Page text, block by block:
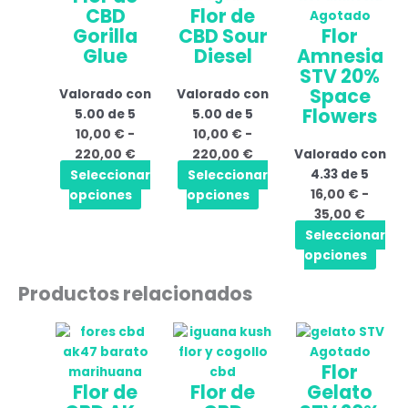
CBD
Gorilla
Glue
Valorado con
5.00 de 5
10,00 € -
220,00 €
10,00 €
Seleccionar
opciones
múltiples
variantes.
se
la
página
Flor de
CBD Sour
Diesel
Valorado con
5.00 de 5
10,00 € -
220,00 €
desde
10,00 €
220,00 €
Seleccionar
opciones
múltiples
variantes.
opciones
se
pueden
la
producto
Agotado
Flor
Amnesia
STV 20%
Space
Flowers
Valorado con
4.33 de 5
16,00 € -
35,00 €
desde
hasta
35,00
Seleccionar
opciones
Las
en
Productos relacionados
Flor de
Rango
de
precios:
desde
Este
producto
tiene
múltiplesFlor de
Rango
de
desde
Este
producto
múltiples
Agotado
Flor
Gelato
Rango
de
desde
Este